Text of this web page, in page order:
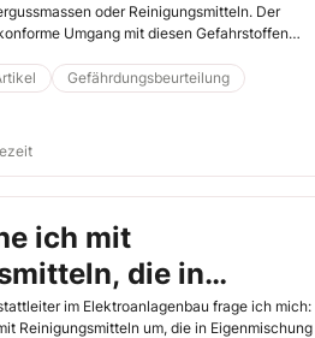
oder Reinigungsmitteln. Der
Umgang mit diesen Gefahrstoffen
– von der Auswahl und Lagerung bis hin
Gefährdungsbeurteilung
ich mit
die in
verwendet
im Elektroanlagenbau frage ich mich:
Reinigungsmitteln um, die in Eigenmischung